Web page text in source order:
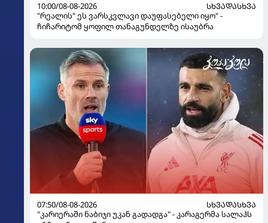
10:00/08-08-2026
ᲡᲮᲕᲐᲓᲐᲡᲮᲕᲐ
"რეალის" ეს ვარსკვლავი დაუფასებელი იყო" -
ჩიჩარიტომ ყოფილ თანაგუნდელზე ისაუბრა
07:50/08-08-2026
ᲡᲮᲕᲐᲓᲐᲡᲮᲕᲐ
"კარიერაში ნაბიჯი უკან გადადგა" - კარაგერმა სალაჰს